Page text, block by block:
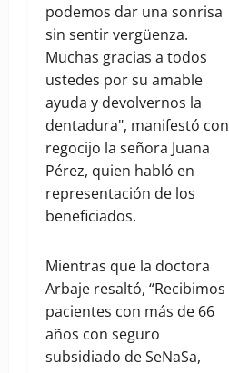
podemos dar una sonrisa
sin sentir vergüenza.
Muchas gracias a todos
ustedes por su amable
ayuda y devolvernos la
dentadura", manifestó con
regocijo la señora Juana
Pérez, quien habló en
representación de los
beneficiados.
Mientras que la doctora
Arbaje resaltó, “Recibimos
pacientes con más de 66
años con seguro
subsidiado de SeNaSa,